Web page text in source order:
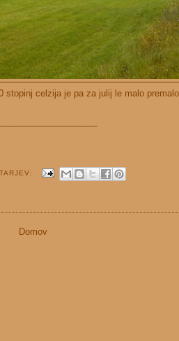
stopinj celzija je pa za julij le malo
Domov